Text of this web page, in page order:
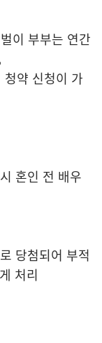
이 부부는 연간
약 신청이 가
혼인 전 배우
당첨되어 부적
처리